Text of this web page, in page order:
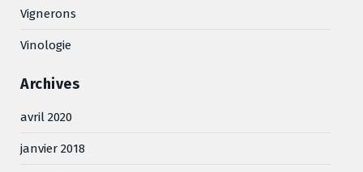
Vignerons
Vinologie
Archives
avril 2020
janvier 2018